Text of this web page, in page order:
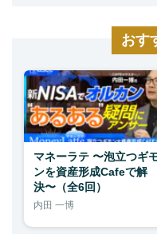
おす
マネーラテ 〜泡立つギ
ンを資産形成Cafeで解
決〜（全6回）
内田 一博